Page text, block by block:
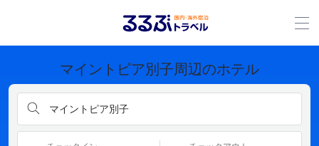
マイントピア別子周辺のホテル
マイントピア別子